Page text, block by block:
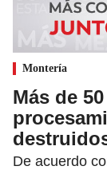
Montería
Más de
De acuerdo